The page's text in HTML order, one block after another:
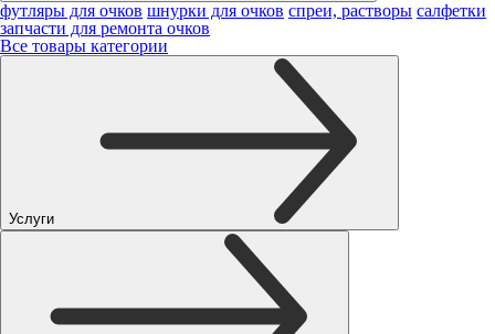
футляры для очков шнурки для очков спреи, растворы салфетки
запчасти для ремонта очков
Все товары категории
Услуги